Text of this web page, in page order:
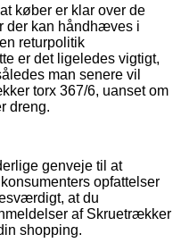
køber er klar over de
der kan håndhæves i
returpolitik
er det ligeledes vigtigt,
man senere vil
torx 367/6, uanset om
dreng.
genveje til at
opfattelser
at du
af Skruetrækker
shopping.